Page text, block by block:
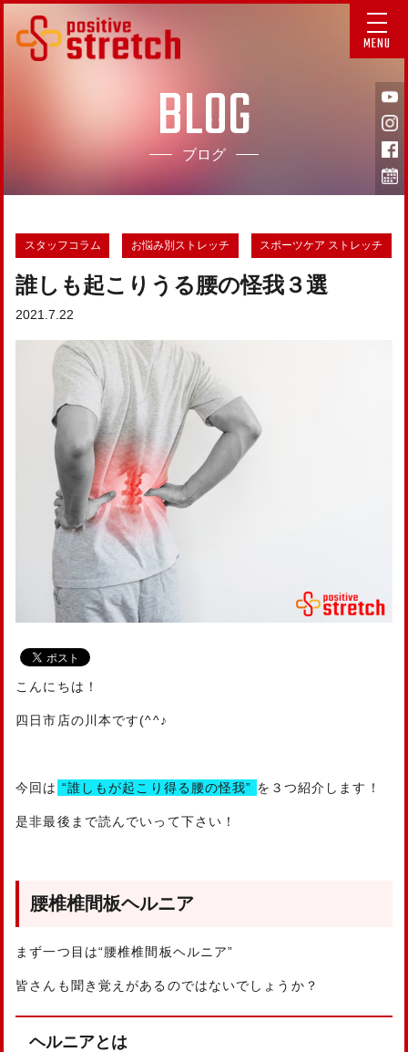
MENU
BLOG
ブログ
スタッフコラム お悩み別ストレッチ スポーツケア ストレッチ
誰しも起こりうる腰の怪我３選
2021.7.22
こんにちは！
四日市店の川本です(^^♪
今回は “誰しもが起こり得る腰の怪我” を３つ紹介します！
是非最後まで読んでいって下さい！
腰椎椎間板ヘルニア
まず一つ目は“腰椎椎間板ヘルニア”
皆さんも聞き覚えがあるのではないでしょうか？
ヘルニアとは